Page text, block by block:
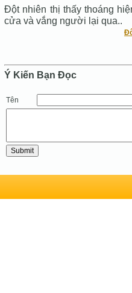
Ðột nhiên thị thấy thoáng
cửa và vắng người lại qua..
Ý Kiến Bạn Ðọc
Tên